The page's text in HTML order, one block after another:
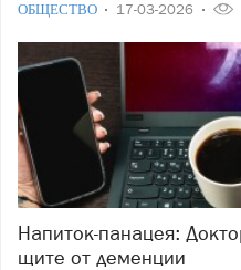
ОБЩЕСТВО 17-03-2026
Напиток-панацея: Доктор Мясников рассказал о
щите от деменции